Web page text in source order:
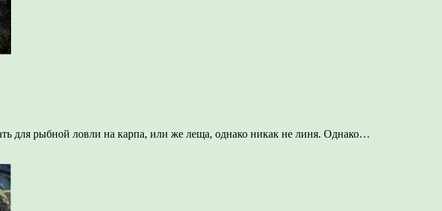
для рыбной ловли на карпа, или же леща, однако никак не линя. Однако…